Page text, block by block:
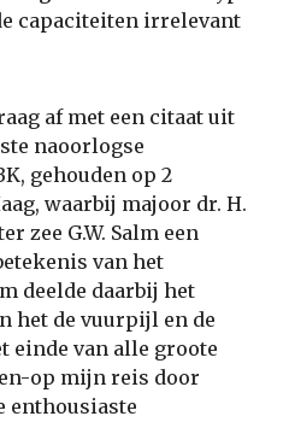
capaciteiten irrelevant
af met een citaat uit
naoorlogse
gehouden op 2
waarbij majoor dr. H.
zee G.W. Salm een
van het
deelde daarbij het
het de vuurpijl en de
einde van alle groote
op mijn reis door
enthousiaste